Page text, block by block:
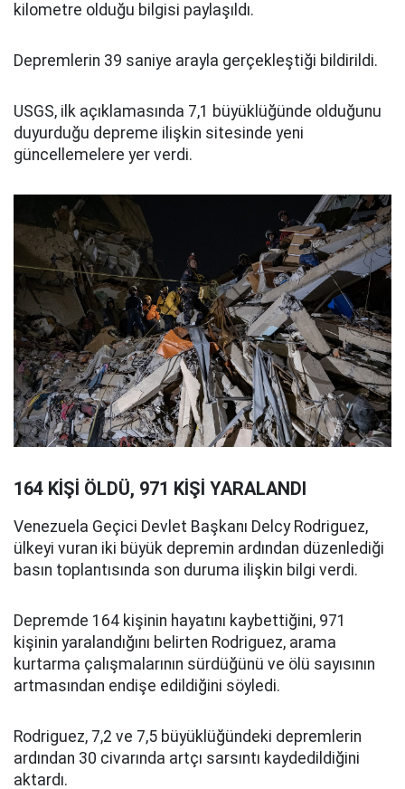
kilometre olduğu bilgisi paylaşıldı.
Depremlerin 39 saniye arayla gerçekleştiği bildirildi.
USGS, ilk açıklamasında 7,1 büyüklüğünde olduğunu
duyurduğu depreme ilişkin sitesinde yeni
güncellemelere yer verdi.
164 KİŞİ ÖLDÜ, 971 KİŞİ YARALANDI
Venezuela Geçici Devlet Başkanı Delcy Rodriguez,
ülkeyi vuran iki büyük depremin ardından düzenlediği
basın toplantısında son duruma ilişkin bilgi verdi.
Depremde 164 kişinin hayatını kaybettiğini, 971
kişinin yaralandığını belirten Rodriguez, arama
kurtarma çalışmalarının sürdüğünü ve ölü sayısının
artmasından endişe edildiğini söyledi.
Rodriguez, 7,2 ve 7,5 büyüklüğündeki depremlerin
ardından 30 civarında artçı sarsıntı kaydedildiğini
aktardı.